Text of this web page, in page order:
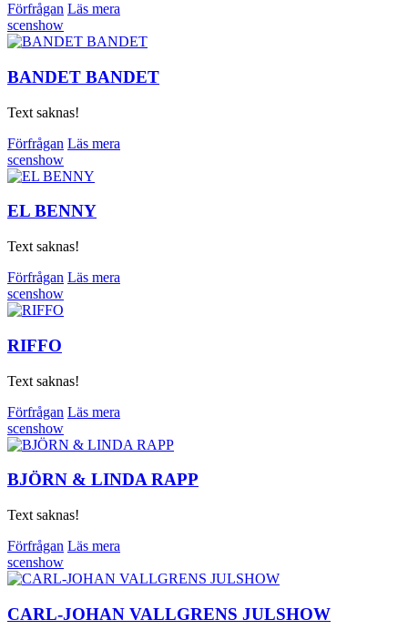
Förfrågan Läs mera
scenshow
BANDET BANDET
Text saknas!
Förfrågan Läs mera
scenshow
EL BENNY
Text saknas!
Förfrågan Läs mera
scenshow
RIFFO
Text saknas!
Förfrågan Läs mera
scenshow
BJÖRN & LINDA RAPP
Text saknas!
Förfrågan Läs mera
scenshow
CARL-JOHAN VALLGRENS JULSHOW